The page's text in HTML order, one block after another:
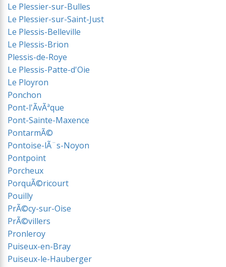
Le Plessier-sur-Bulles
Le Plessier-sur-Saint-Just
Le Plessis-Belleville
Le Plessis-Brion
Plessis-de-Roye
Le Plessis-Patte-d'Oie
Le Ployron
Ponchon
Pont-l'ÃvÃªque
Pont-Sainte-Maxence
PontarmÃ©
Pontoise-lÃ¨s-Noyon
Pontpoint
Porcheux
PorquÃ©ricourt
Pouilly
PrÃ©cy-sur-Oise
PrÃ©villers
Pronleroy
Puiseux-en-Bray
Puiseux-le-Hauberger